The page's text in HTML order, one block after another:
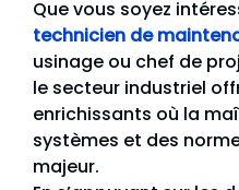
Que vous soyez
technicien de
usinage ou chef de
le secteur industriel
enrichissants où la
systèmes et des
majeur.